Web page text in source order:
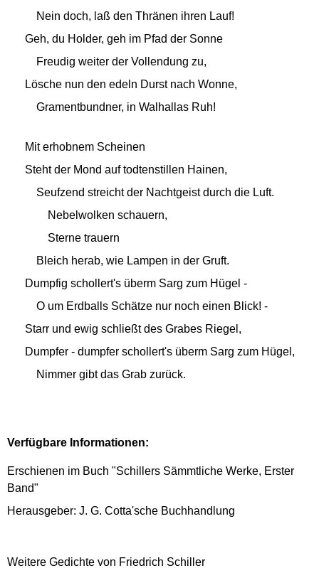
Nein doch, laß den Thränen ihren Lauf!
Geh, du Holder, geh im Pfad der Sonne
Freudig weiter der Vollendung zu,
Lösche nun den edeln Durst nach Wonne,
Gramentbundner, in Walhallas Ruh!
Mit erhobnem Scheinen
Steht der Mond auf todtenstillen Hainen,
Seufzend streicht der Nachtgeist durch die Luft.
Nebelwolken schauern,
Sterne trauern
Bleich herab, wie Lampen in der Gruft.
Dumpfig schollert's überm Sarg zum Hügel -
O um Erdballs Schätze nur noch einen Blick! -
Starr und ewig schließt des Grabes Riegel,
Dumpfer - dumpfer schollert's überm Sarg zum Hügel,
Nimmer gibt das Grab zurück.
Verfügbare Informationen:
Erschienen im Buch "Schillers Sämmtliche Werke, Erster
Band"
Herausgeber: J. G. Cotta'sche Buchhandlung
Weitere Gedichte von Friedrich Schiller